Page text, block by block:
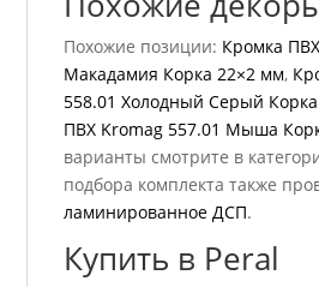
Похожие позиции: Кромка
Макадамия Корка 22×2 мм,
558.01 Холодный Серый
ПВХ Kromag 557.01 Мыша
варианты смотрите в
подбора комплекта также
ламинированное ДСП.
Купить в Peral